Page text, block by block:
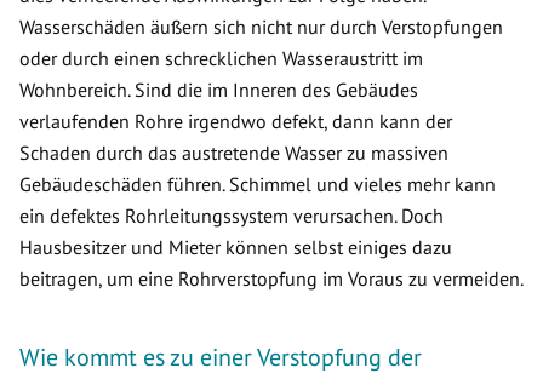
Wasserschäden äußern sich nicht nur durch Verstopfungen
oder durch einen schrecklichen Wasseraustritt im
Wohnbereich. Sind die im Inneren des Gebäudes
verlaufenden Rohre irgendwo defekt, dann kann der
Schaden durch das austretende Wasser zu massiven
Gebäudeschäden führen. Schimmel und vieles mehr kann
ein defektes Rohrleitungssystem verursachen. Doch
Hausbesitzer und Mieter können selbst einiges dazu
beitragen, um eine Rohrverstopfung im Voraus zu vermeiden.
Wie kommt es zu einer Verstopfung der